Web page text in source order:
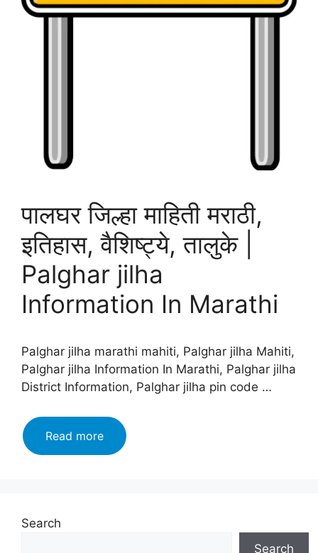
पालघर जिल्हा माहिती मराठी,
इतिहास, वैशिष्ट्ये, तालुके |
Palghar jilha
Information In Marathi
Palghar jilha marathi mahiti, Palghar jilha Mahiti,
Palghar jilha Information In Marathi, Palghar jilha
District Information, Palghar jilha pin code …
Read moreपालघर
जिल्हा
Search
Search